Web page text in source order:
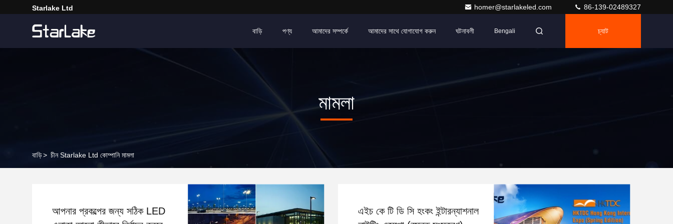
Starlake Ltd homer@starlakeled.com 86-139-02489327
বাড়ি পণ্য আমাদের সম্পর্কে আমাদের সাথে যোগাযোগ করুন ঘটনাবলী Bengali চ্যাট
মামলা
বাড়ি> চীন Starlake Ltd কোম্পানি মামলা
আপনার প্রকল্পের জন্য সঠিক LED
এইচ কে টি ডি সি হংকং ইন্টারন্যাশনাল